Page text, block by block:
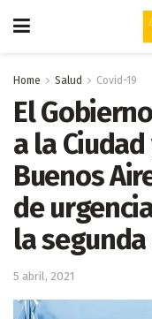
Home Salud Covid-19
El
a la
Buenos
de
la
5 abril, 2021